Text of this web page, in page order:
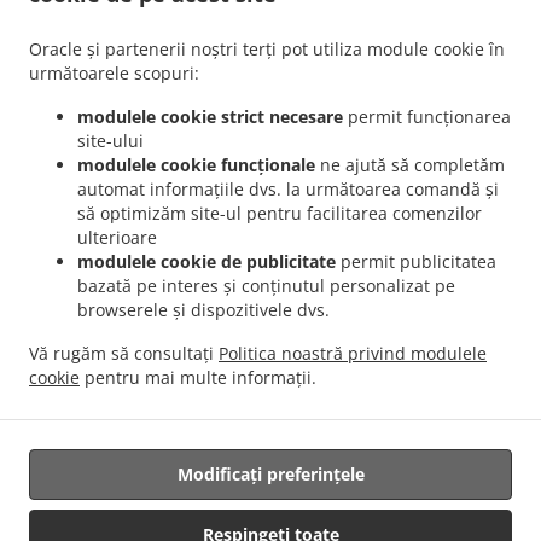
Oracle și partenerii noștri terți pot utiliza module cookie în
următoarele scopuri:
modulele cookie strict necesare permit funcționarea
site-ului
modulele cookie funcționale ne ajută să completăm
automat informațiile dvs. la următoarea comandă și
să optimizăm site-ul pentru facilitarea comenzilor
ulterioare
modulele cookie de publicitate permit publicitatea
bazată pe interes și conținutul personalizat pe
browserele și dispozitivele dvs.
Vă rugăm să consultați Politica noastră privind modulele
cookie pentru mai multe informații.
Respingeți toate
Modificați preferințele
. Livrare mâncare Romanesc București Pajura
București Dămăroaia
Livrare mâncare Romanesc București Băneasa
Livrare
mâncare Romanesc București Sector 3
Livrare mâncare Romanesc București Sector 5 .
Livrare mâncare Romanesc
București Sector 6
Livrare mâncare Romanesc București Fundeni
Livrare mâncare
Romanesc București . Livrare mâncare Romanesc Popești-Leordeni Sector 3 . Livrare
mâncare Romanesc Popești-Leordeni Sector 4
. Livrare mâncare Romanesc Popești-
.
Dobroești Sector 2
Livrare mâncare Romanesc Dobroești
Livrare mâncare
Romanesc Voluntari Pipera
Livrare mâncare Romanesc Voluntari Sector 2
mâncare Romanesc Jilava
Livrare mâncare Romanesc Bragadiru .